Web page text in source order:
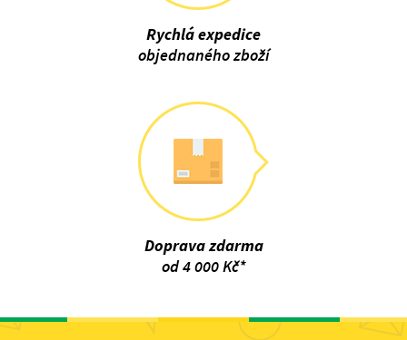
Rychlá expedice
objednaného zboží
Doprava zdarma
od 4 000 Kč*